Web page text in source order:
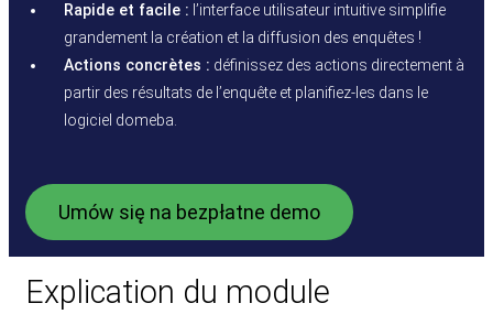
Rapide et facile : l’interface utilisateur intuitive simplifie
grandement la création et la diffusion des enquêtes !
Actions concrètes : définissez des actions directement à
partir des résultats de l’enquête et planifiez-les dans le
logiciel domeba.
Umów się na bezpłatne demo
Explication du module